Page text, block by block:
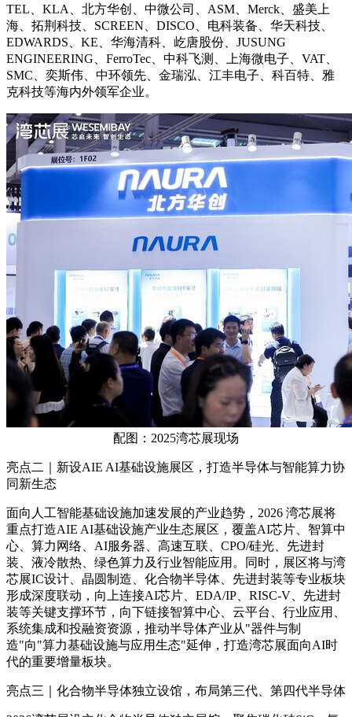
TEL、KLA、北方华创、中微公司、ASM、Merck、盛美上
海、拓荆科技、SCREEN、DISCO、电科装备、华天科技、
EDWARDS、KE、华海清科、屹唐股份、JUSUNG
ENGINEERING、FerroTec、中科飞测、上海微电子、VAT、
SMC、奕斯伟、中环领先、金瑞泓、江丰电子、科百特、雅
克科技等海内外领军企业。
配图：2025湾芯展现场
亮点二｜新设AIE AI基础设施展区，打造半导体与智能算力协
同新生态
面向人工智能基础设施加速发展的产业趋势，2026 湾芯展将
重点打造AIE AI基础设施产业生态展区，覆盖AI芯片、智算中
心、算力网络、AI服务器、高速互联、CPO/硅光、先进封
装、液冷散热、绿色算力及行业智能应用。同时，展区将与湾
芯展IC设计、晶圆制造、化合物半导体、先进封装等专业板块
形成深度联动，向上连接AI芯片、EDA/IP、RISC-V、先进封
装等关键支撑环节，向下链接智算中心、云平台、行业应用、
系统集成和投融资资源，推动半导体产业从"器件与制
造"向"算力基础设施与应用生态"延伸，打造湾芯展面向AI时
代的重要增量板块。
亮点三｜化合物半导体独立设馆，布局第三代、第四代半导体